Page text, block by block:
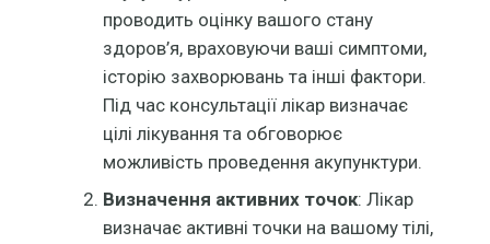
проводить оцінку вашого стану
здоров’я, враховуючи ваші симптоми,
історію захворювань та інші фактори.
Під час консультації лікар визначає
цілі лікування та обговорює
можливість проведення акупунктури.
Визначення активних точок: Лікар
визначає активні точки на вашому тілі,